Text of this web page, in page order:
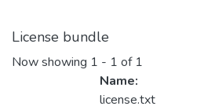
License bundle
Now showing 1 - 1 of 1
Name:
license.txt